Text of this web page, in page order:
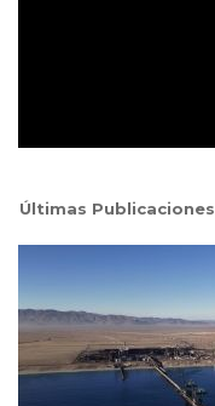
Últimas Publicaciones